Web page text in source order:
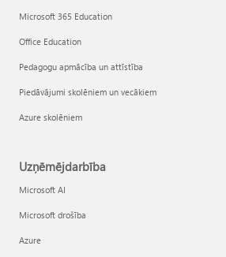
Microsoft 365 Education
Office Education
Pedagogu apmācība un attīstība
Piedāvājumi skolēniem un vecākiem
Azure skolēniem
Uzņēmējdarbība
Microsoft AI
Microsoft drošība
Azure